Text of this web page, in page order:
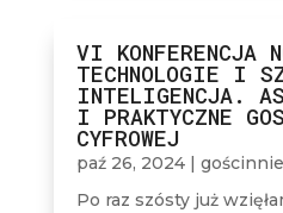
VI KONFERENCJA
TECHNOLOGIE I
INTELIGENCJA.
I PRAKTYCZNE
CYFROWEJ
paź 26, 2024| gościnnie
Po raz szósty już